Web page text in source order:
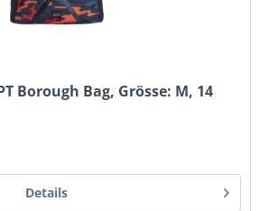
Borough Bag, Grösse: M, 14
Details